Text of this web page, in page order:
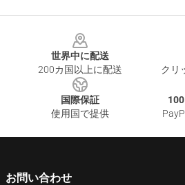
世界中に配送
200カ国以上に配送
クリ
国際保証
使用国で提供
お問い合わせ